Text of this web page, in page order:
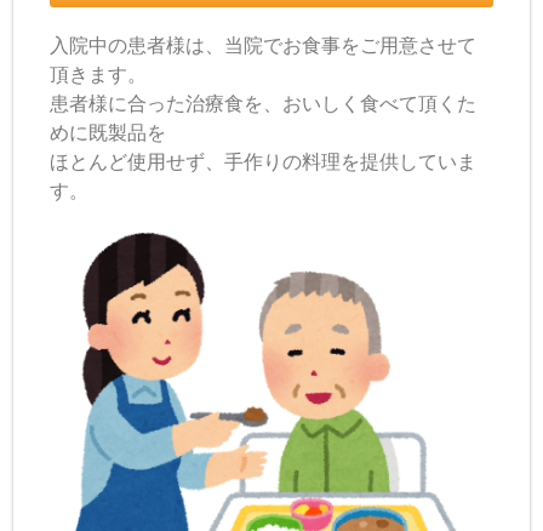
入院中の患者様は、当院でお食事をご用意させて
頂きます。
患者様に合った治療食を、おいしく食べて頂くた
めに 既製品を
ほとんど使用せず、手作りの料理を提供していま
す。